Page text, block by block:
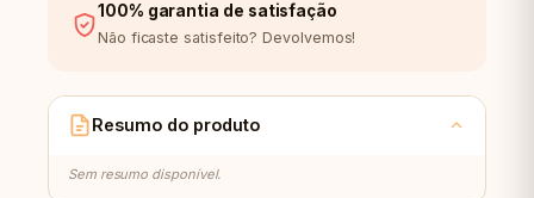
100% garantia de satisfação
Não ficaste satisfeito? Devolvemos!
Resumo do produto
Sem resumo disponível.